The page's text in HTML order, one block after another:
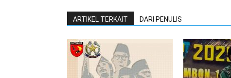
ARTIKEL TERKAIT DARI PENULIS